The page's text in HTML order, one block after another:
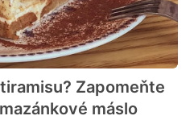
Zapomeňte
máslo